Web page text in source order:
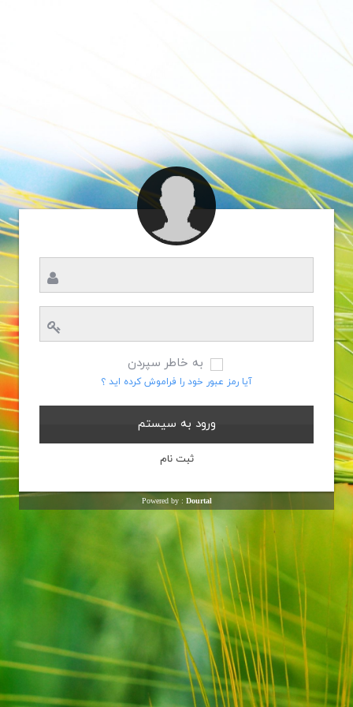
به خاطر سپردن
آیا رمز عبور خود را فراموش کرده اید ؟
Powered by : Dourtal